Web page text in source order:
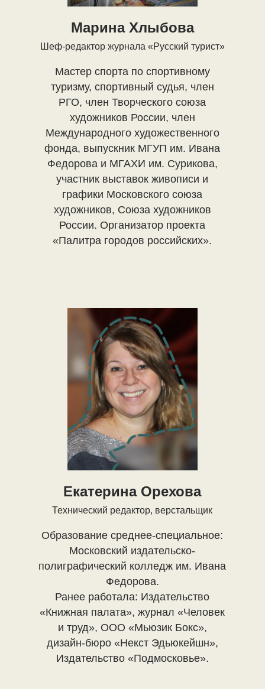
Марина Хлыбова
Шеф-редактор журнала «Русский турист»
Мастер спорта по спортивному
туризму, спортивный судья, член
РГО, член Творческого союза
художников России, член
Международного художественного
фонда, выпускник МГУП им. Ивана
Федорова и МГАХИ им. Сурикова,
участник выставок живописи и
графики Московского союза
художников, Союза художников
России. Организатор проекта
«Палитра городов российских».
Екатерина Орехова
Технический редактор, верстальщик
Образование среднее-специальное:
Московский издательско-
полиграфический колледж им. Ивана
Федорова.
Ранее работала: Издательство
«Книжная палата», журнал «Человек
и труд», ООО «Мьюзик Бокс»,
дизайн-бюро «Некст Эдьюкейшн»,
Издательство «Подмосковье».